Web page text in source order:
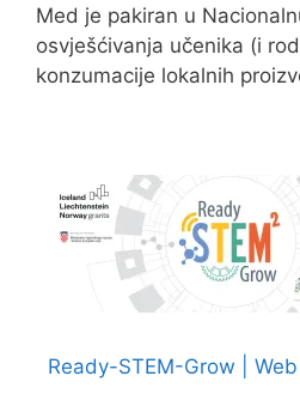
Med je pakiran u
osvješćivanja učenika (i
konzumacije lokalnih
Ready-STEM-Grow | Web